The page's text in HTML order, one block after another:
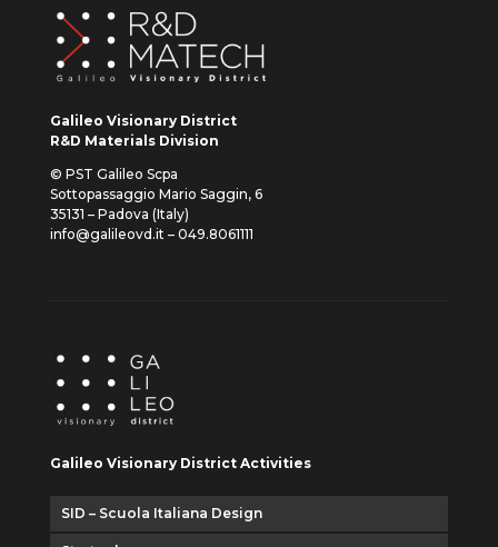
Galileo Visionary District
R&D Materials Division
© PST Galileo Scpa
Sottopassaggio Mario Saggin, 6
35131 – Padova (Italy)
info@galileovd.it – 049.8061111
Galileo Visionary District Activities
SID – Scuola Italiana Design